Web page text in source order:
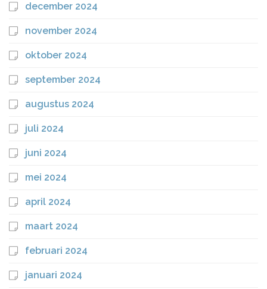
december 2024
november 2024
oktober 2024
september 2024
augustus 2024
juli 2024
juni 2024
mei 2024
april 2024
maart 2024
februari 2024
januari 2024